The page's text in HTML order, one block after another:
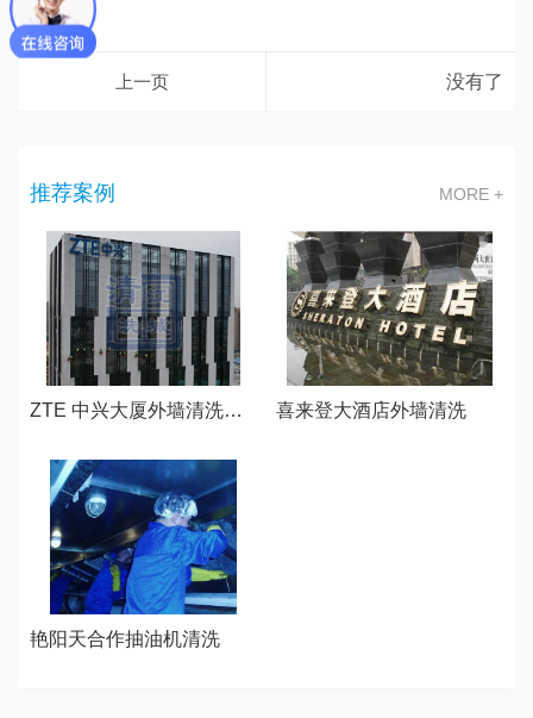
上一页 没有了
推荐案例 MORE +
ZTE 中兴大厦外墙清洗—武汉江城清洗 喜来登大酒店外墙清洗
艳阳天合作抽油机清洗